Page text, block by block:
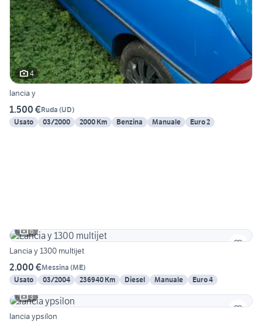
4
lancia y
1.500 €Ruda (UD)
Usato
03/2000 2000 Km Benzina Manuale Euro 2
6
Lancia y 1300 multijet
2.000 €Messina (ME)
Usato
03/2004 236940 Km Diesel Manuale
Euro 4
3
lancia ypsilon